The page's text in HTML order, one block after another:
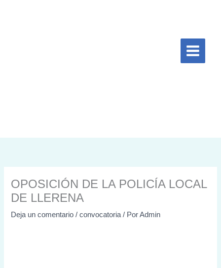
OPOSICIÓN DE LA POLICÍA LOCAL
DE LLERENA
Deja un comentario /convocatoria/ PorAdmin